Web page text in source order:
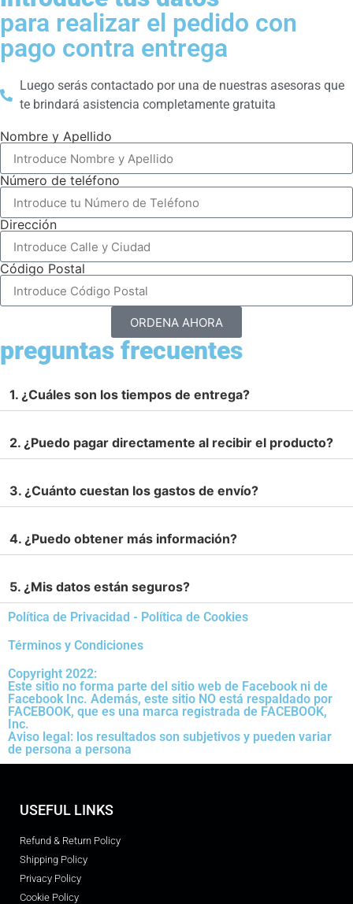
para realizar el pedido con
pago contra entrega
Luego serás contactado por una de nuestras asesoras que
te brindará asistencia completamente gratuita
Nombre y Apellido
Número de teléfono
Dirección
Código Postal
ORDENA AHORA
preguntas frecuentes
1. ¿Cuáles son los tiempos de entrega?
2. ¿Puedo pagar directamente al recibir el producto?
3. ¿Cuánto cuestan los gastos de envío?
4. ¿Puedo obtener más información?
5. ¿Mis datos están seguros?
Política de Privacidad - Política de Cookies
Términos y Condiciones
Copyright 2022:
Este sitio no forma parte del sitio web de Facebook ni de
Facebook Inc. Además, este sitio NO está respaldado por
FACEBOOK, que es una marca registrada de FACEBOOK,
Inc.
Aviso legal: los resultados son subjetivos y pueden variar
de persona a persona
USEFUL LINKS
Refund & Return Policy
Shipping Policy
Privacy Policy
Cookie Policy